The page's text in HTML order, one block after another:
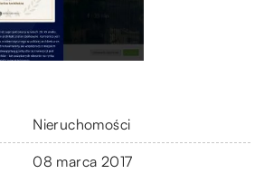
Nieruchomości
08 marca 2017